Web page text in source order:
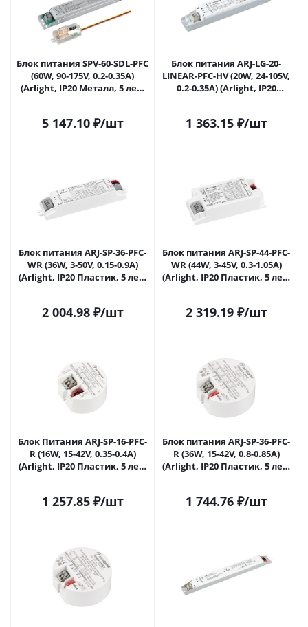
Блок питания SPV-60-SDL-PFC
(60W, 90-175V, 0.2-0.35A)
(Arlight, IP20 Металл, 5 лет)
5 147.10₽/шт
Блок питания ARJ-LG-20-
LINEAR-PFC-HV (20W, 24-105V,
0.2-0.35A) (Arlight, IP20
1 363.15₽/шт
Блок питания ARJ-SP-36-PFC-
WR (36W, 3-50V, 0.15-0.9A)
(Arlight, IP20 Пластик, 5 лет)
2 004.98₽/шт
Блок питания ARJ-SP-44-PFC-
WR (44W, 3-45V, 0.3-1.05A)
(Arlight, IP20 Пластик, 5 лет)
2 319.19₽/шт
Блок Питания ARJ-SP-16-PFC-
R (16W, 15-42V, 0.35-0.4A)
(Arlight, IP20 Пластик, 5 лет)
1 257.85₽/шт
Блок питания ARJ-SP-36-PFC-
R (36W, 15-42V, 0.8-0.85A)
(Arlight, IP20 Пластик, 5 лет)
1 744.76₽/шт